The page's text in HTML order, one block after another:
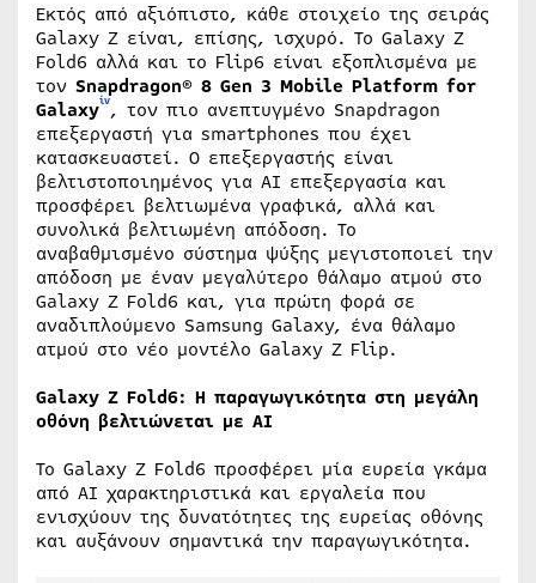
Εκτός από αξιόπιστο, κάθε στοιχείο της σειράς
Galaxy Z είναι, επίσης, ισχυρό. Το Galaxy Z
Fold6 αλλά και το Flip6 είναι εξοπλισμένα με
τον Snapdragon® 8 Gen 3 Mobile Platform for
Galaxyiv, τον πιο ανεπτυγμένο Snapdragon
επεξεργαστή για smartphones που έχει
κατασκευαστεί. Ο επεξεργαστής είναι
βελτιστοποιημένος για AI επεξεργασία και
προσφέρει βελτιωμένα γραφικά, αλλά και
συνολικά βελτιωμένη απόδοση. Το
αναβαθμισμένο σύστημα ψύξης μεγιστοποιεί την
απόδοση με έναν μεγαλύτερο θάλαμο ατμού στο
Galaxy Z Fold6 και, για πρώτη φορά σε
αναδιπλούμενο Samsung Galaxy, ένα θάλαμο
ατμού στο νέο μοντέλο Galaxy Z Flip.
Galaxy Z Fold6: Η παραγωγικότητα στη μεγάλη
οθόνη βελτιώνεται με ΑΙ
Το Galaxy Z Fold6 προσφέρει μία ευρεία γκάμα
από ΑΙ χαρακτηριστικά και εργαλεία που
ενισχύουν της δυνατότητες της ευρείας οθόνης
και αυξάνουν σημαντικά την παραγωγικότητα.